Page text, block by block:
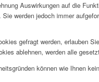
Auswirkungen auf die
werden jedoch immer
gefragt werden, erlauben
ablehnen, werden alle
können wie Ihnen